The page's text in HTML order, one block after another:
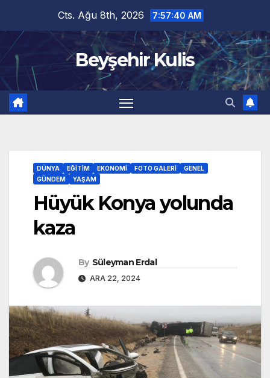
content
Cts. Ağu 8th, 2026 7:57:41 AM
Beyşehir Kulis
DÜNYA EĞITIM EKONOMI FOTO GALERI
GENEL
GÜNDEM
YAŞAM
Hüyük Konya yolunda
kaza
By Süleyman Erdal
ARA 22, 2024